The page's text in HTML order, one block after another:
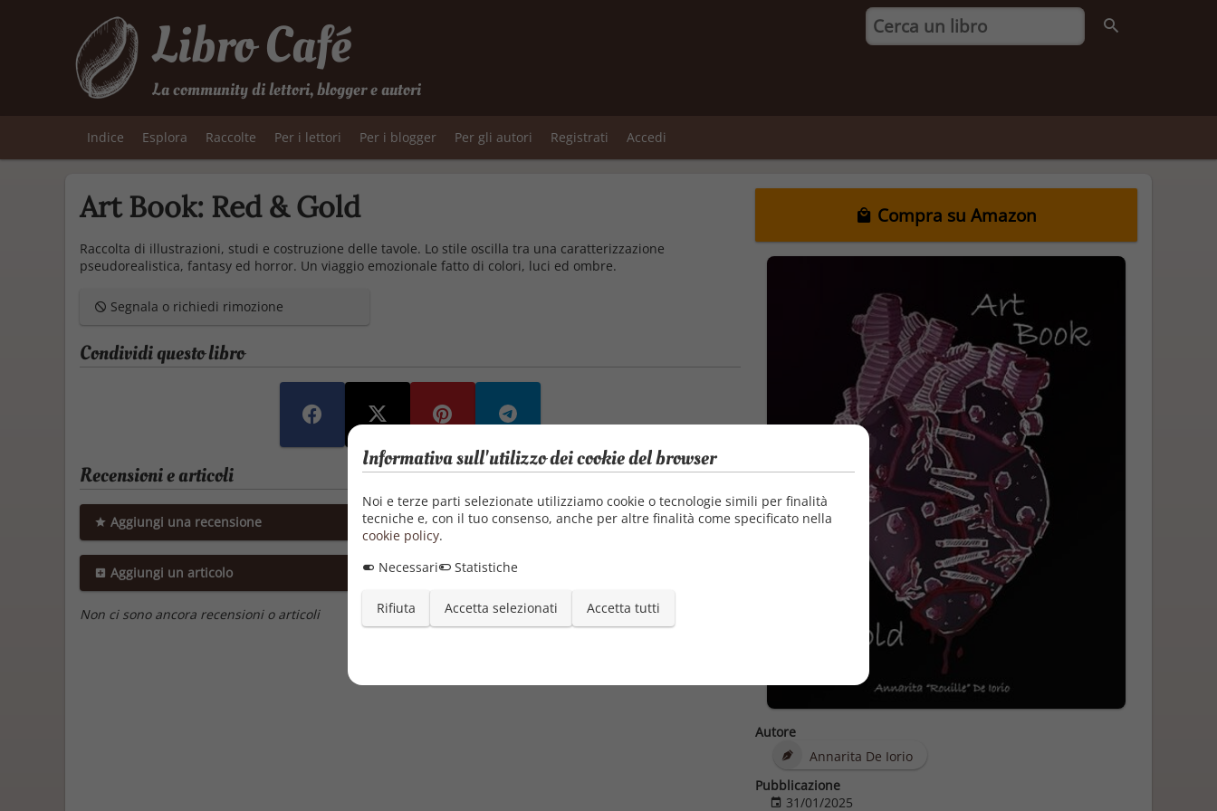
Libro Café
La community di lettori, blogger e autori
Indice Esplora Raccolte Per i lettori Per i blogger Per gli autori Registrati Accedi
Art Book: Red & Gold Compra su Amazon
Autore
Annarita De Iorio
Pubblicazione
31/01/2025
Raccolta di illustrazioni, studi e costruzione delle tavole. Lo stile oscilla tra una caratterizzazione
pseudorealistica, fantasy ed horror. Un viaggio emozionale fatto di colori, luci ed ombre.
Segnala o richiedi rimozione
Condividi questo libro
Recensioni e articoli
Aggiungi una recensione
Aggiungi un articolo
Non ci sono ancora recensioni o articoli
Informativa sull'utilizzo dei cookie del browser
Noi e terze parti selezionate utilizziamo cookie o tecnologie simili per finalità
tecniche e, con il tuo consenso, anche per altre finalità come specificato nella
cookie policy.
Necessari
Statistiche
Rifiuta Accetta selezionati Accetta tutti